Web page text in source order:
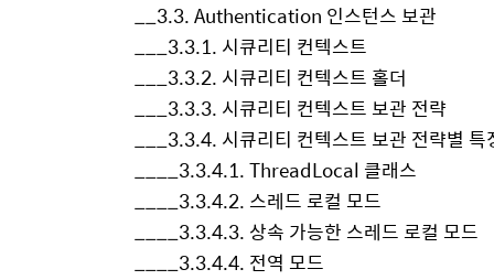
__3.3. Authentication 인스턴스 보관
___3.3.1. 시큐리티 컨텍스트
___3.3.2. 시큐리티 컨텍스트 홀더
___3.3.3. 시큐리티 컨텍스트 보관 전략
___3.3.4. 시큐리티 컨텍스트 보관 전략별 특
____3.3.4.1. ThreadLocal 클래스
____3.3.4.2. 스레드 로컬 모드
____3.3.4.3. 상속 가능한 스레드 로컬 모드
____3.3.4.4. 전역 모드